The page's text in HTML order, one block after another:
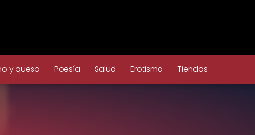
y queso Poesía Salud Erotismo Tiendas